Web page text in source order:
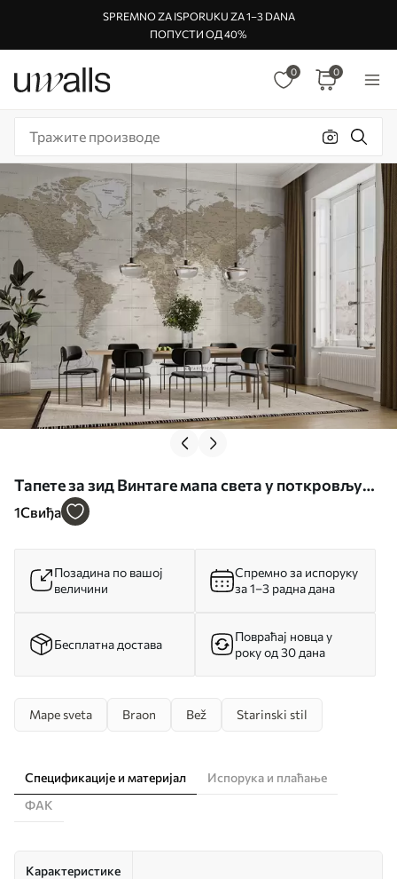
SPREMNO ZA ISPORUKU ZA 1–3 DANA
ПОПУСТИ ОД 40%
0 0
Тапете за зид Винтаге мапа света у поткровљу
бр. u97342
1Свиђа
Позадина по вашој
величини
Спремно за испоруку
за 1–3 радна дана
Бесплатна достава
Повраћај новца у
року од 30 дана
Mape sveta Braon Bež Starinski stil
Спецификације и материјал
Испорука и плаћање
ФАК
Карактеристике